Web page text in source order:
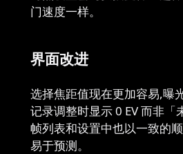
门速度一样。
界面改进
选择焦距值现在更加容易,曝
记录调整时显示 0 EV 而非「
帧列表和设置中也以一致的
易于预测。